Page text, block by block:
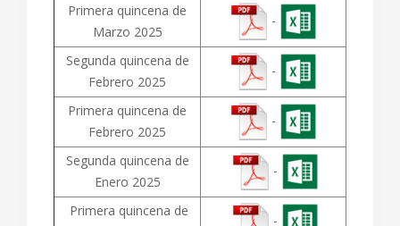
Primera quincena de
Marzo 2025
-
Segunda quincena de
Febrero 2025
-
Primera quincena de
Febrero 2025
-
Segunda quincena de
Enero 2025
-
Primera quincena de
-